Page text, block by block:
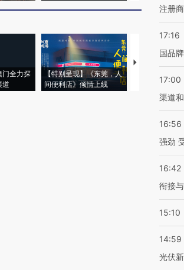
门全力探
道
【特别呈现】《东莞，人
间便利店》倾情上线
【推广】走进
会，让数智科
注册
17:16
国品
17:00
渠道
16:56
强劲
16:42
衔接
15:10
14:59
光伏